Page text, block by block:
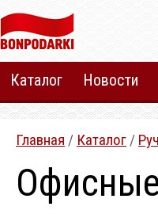
Каталог Новости
Главная / Каталог /